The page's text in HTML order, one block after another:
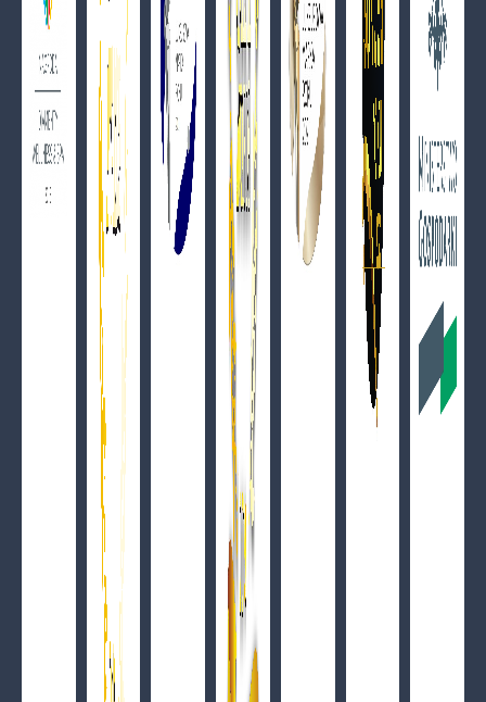
Celebracja miłości w górskim SPA – oferta z rabatem
ZOBACZ SZCZEGÓŁY
Detox warzywno owocowy Natura Cold Press
ZOBACZ SZCZEGÓŁY